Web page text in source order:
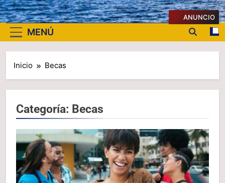
MENÚ
ANUNCIO
Inicio Becas
Categoría: Becas